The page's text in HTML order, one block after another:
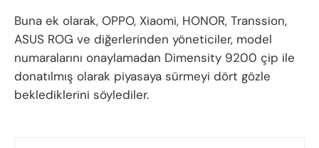
Buna ek olarak, OPPO, Xiaomi, HONOR, Transsion,
ASUS ROG ve diğerlerinden yöneticiler, model
numaralarını onaylamadan Dimensity 9200 çip ile
donatılmış olarak piyasaya sürmeyi dört gözle
beklediklerini söylediler.